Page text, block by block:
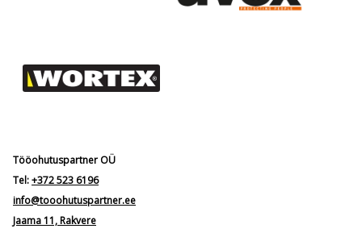
Tööohutuspartner OÜ
Tel:+372 523 6196
info@tooohutuspartner.ee
Jaama 11, Rakvere